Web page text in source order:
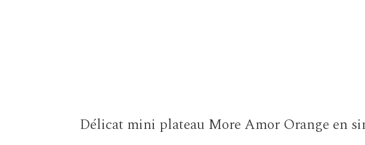
Délicat mini plateau More Amor Orange en